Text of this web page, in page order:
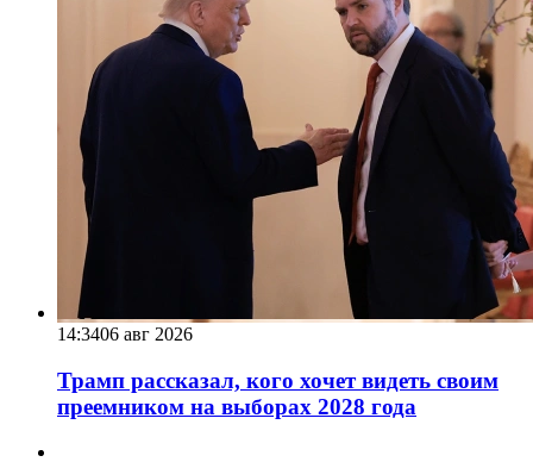
14:3406 авг 2026
Трамп рассказал, кого хочет видеть своим
преемником на выборах 2028 года